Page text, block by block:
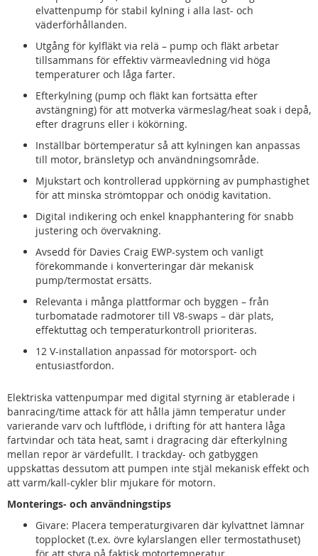
elvattenpump för stabil kylning i alla last- och
väderförhållanden.
Utgång för kylfläkt via relä – pump och fläkt arbetar
tillsammans för effektiv värmeavledning vid höga
temperaturer och låga farter.
Efterkylning (pump och fläkt kan fortsätta efter
avstängning) för att motverka värmeslag/heat soak i depå,
efter dragruns eller i kökörning.
Inställbar börtemperatur så att kylningen kan anpassas
till motor, bränsletyp och användningsområde.
Mjukstart och kontrollerad uppkörning av pumphastighet
för att minska strömtoppar och onödig kavitation.
Digital indikering och enkel knapphantering för snabb
justering och övervakning.
Avsedd för Davies Craig EWP-system och vanligt
förekommande i konverteringar där mekanisk
pump/termostat ersätts.
Relevanta i många plattformar och byggen – från
turbomatade radmotorer till V8-swaps – där plats,
effektuttag och temperaturkontroll prioriteras.
12 V-installation anpassad för motorsport- och
entusiastfordon.
Elektriska vattenpumpar med digital styrning är etablerade i
banracing/time attack för att hålla jämn temperatur under
varierande varv och luftflöde, i drifting för att hantera låga
fartvindar och täta heat, samt i dragracing där efterkylning
mellan repor är värdefullt. I trackday- och gatbyggen
uppskattas dessutom att pumpen inte stjäl mekanisk effekt och
att varm/kall-cykler blir mjukare för motorn.
Monterings- och användningstips
Givare: Placera temperaturgivaren där kylvattnet lämnar
topplocket (t.ex. övre kylarslangen eller termostathuset)